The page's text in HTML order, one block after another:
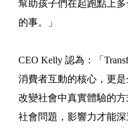
幫助孩子們在起跑點上
的事。」
CEO Kelly 認為：「
消費者互動的核心，更
改變社會中真實體驗的
社會問題，影響力才能深